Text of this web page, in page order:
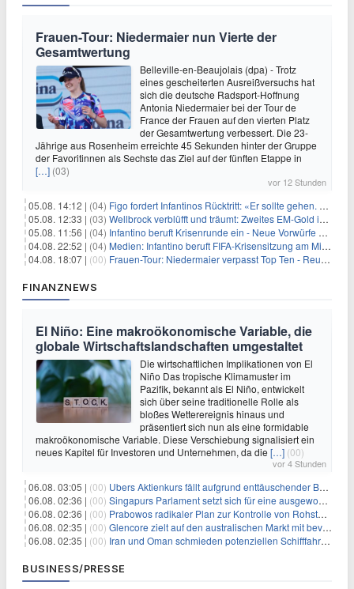
Frauen-Tour: Niedermaier nun Vierte der
Gesamtwertung
Belleville-en-Beaujolais (dpa) - Trotz
eines gescheiterten Ausreißversuchs hat
sich die deutsche Radsport-Hoffnung
Antonia Niedermaier bei der Tour de
France der Frauen auf den vierten Platz
der Gesamtwertung verbessert. Die 23-
Jährige aus Rosenheim erreichte 45 Sekunden hinter der Gruppe
der Favoritinnen als Sechste das Ziel auf der fünften Etappe in
[…] (03)
vor 12 Stunden
05.08. 14:12 | (04) Figo fordert Infantinos Rücktritt: «Er sollte gehen. Jetzt»
05.08. 12:33 | (03) Wellbrock verblüfft und träumt: Zweites EM-Gold in Paris
05.08. 11:56 | (04) Infantino beruft Krisenrunde ein - Neue Vorwürfe gegen FIFA
04.08. 22:52 | (04) Medien: Infantino beruft FIFA-Krisensitzung am Mittwoch ein
04.08. 18:07 | (00) Frauen-Tour: Niedermaier verpasst Top Ten - Reusser siegt
FINANZNEWS
El Niño: Eine makroökonomische Variable, die
globale Wirtschaftslandschaften umgestaltet
Die wirtschaftlichen Implikationen von El
Niño Das tropische Klimamuster im
Pazifik, bekannt als El Niño, entwickelt
sich über seine traditionelle Rolle als
bloßes Wetterereignis hinaus und
präsentiert sich nun als eine formidable
makroökonomische Variable. Diese Verschiebung signalisiert ein
neues Kapitel für Investoren und Unternehmen, da die […] (00)
vor 4 Stunden
06.08. 03:05 | (00) Ubers Aktienkurs fällt aufgrund enttäuschender Buchungsprognose
06.08. 02:36 | (00) Singapurs Parlament setzt sich für eine ausgewogene wirtschaftliche Zukunft ein
06.08. 02:36 | (00) Prabowos radikaler Plan zur Kontrolle von Rohstoffexporten steht vor konkurrierenden Visionen
06.08. 02:35 | (00) Glencore zielt auf den australischen Markt mit bevorstehendem Sekundärlisting
06.08. 02:35 | (00) Iran und Oman schmieden potenziellen Schifffahrtsvertrag im Hormuskanal
BUSINESS/PRESSE